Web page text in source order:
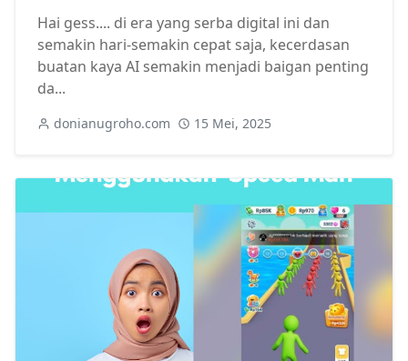
Hai gess.... di era yang serba digital ini dan
semakin hari-semakin cepat saja, kecerdasan
buatan kaya AI semakin menjadi baigan penting
da...
donianugroho.com 15 Mei, 2025